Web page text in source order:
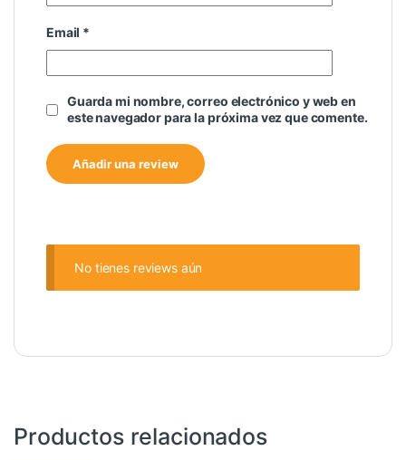
Email *
Guarda mi nombre, correo electrónico y web en
este navegador para la próxima vez que comente.
No tienes reviews aún
Productos relacionados